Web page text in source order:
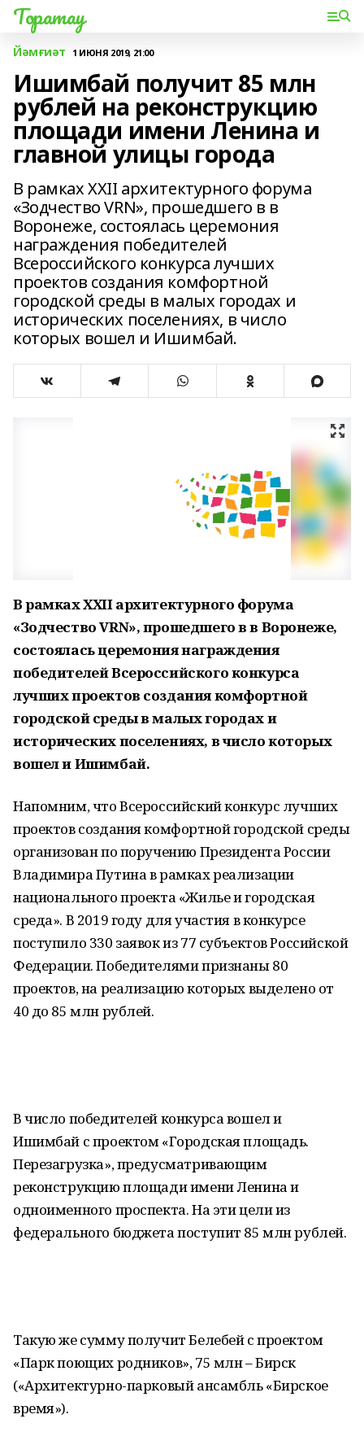
Торатау
Йәмғиәт 1 ИЮНЯ 2019, 21:00
Ишимбай получит 85 млн
рублей на реконструкцию
площади имени Ленина и
главной улицы города
В рамках XXII архитектурного форума
«Зодчество VRN», прошедшего в в
Воронеже, состоялась церемония
награждения победителей
Всероссийского конкурса лучших
проектов создания комфортной
городской среды в малых городах и
исторических поселениях, в число
которых вошел и Ишимбай.
В рамках XXII архитектурного форума
«Зодчество VRN», прошедшего в в Воронеже,
состоялась церемония награждения
победителей Всероссийского конкурса
лучших проектов создания комфортной
городской среды в малых городах и
исторических поселениях, в число которых
вошел и Ишимбай.
Напомним, что Всероссийский конкурс лучших
проектов создания комфортной городской среды
организован по поручению Президента России
Владимира Путина в рамках реализации
национального проекта «Жилье и городская
среда». В 2019 году для участия в конкурсе
поступило 330 заявок из 77 субъектов Российской
Федерации. Победителями признаны 80
проектов, на реализацию которых выделено от
40 до 85 млн рублей.
В число победителей конкурса вошел и
Ишимбай с проектом «Городская площадь.
Перезагрузка», предусматривающим
реконструкцию площади имени Ленина и
одноименного проспекта. На эти цели из
федерального бюджета поступит 85 млн рублей.
Такую же сумму получит Белебей с проектом
«Парк поющих родников», 75 млн – Бирск
(«Архитектурно-парковый ансамбль «Бирское
время»).